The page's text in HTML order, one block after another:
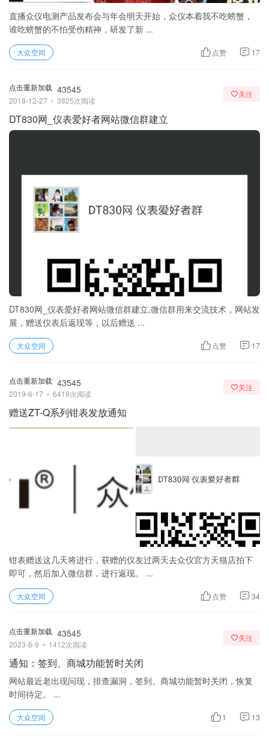
直播众仪电测产品发布会与年会明天开始，众仪本着我不吃螃蟹，
谁吃螃蟹的不怕受伤精神，研发了新 ...
大众空间 点赞 17
点击重新加载 43545
2018-12-27 3825次阅读
关注
DT830网_仪表爱好者网站微信群建立
DT830网_仪表爱好者网站微信群建立,微信群用来交流技术，网站发
展，赠送仪表后返现等，以后赠送 ...
大众空间 点赞 17
点击重新加载 43545
2019-6-17 6419次阅读
关注
赠送ZT-Q系列钳表发放通知
钳表赠送这几天将进行，获赠的仪友过两天去众仪官方天猫店拍下
即可，然后加入微信群，进行返现。 ...
大众空间 点赞 34
点击重新加载 43545
2023-6-9 1412次阅读
关注
通知：签到、商城功能暂时关闭
网站最近老出现问现，排查漏洞，签到、商城功能暂时关闭，恢复
时间待定。 ...
大众空间 1 13